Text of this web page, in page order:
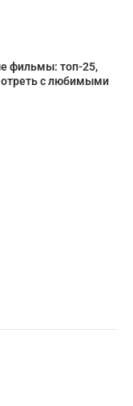
фильмы: топ-25,
с любимыми